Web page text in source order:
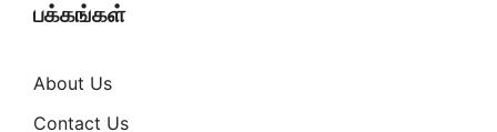
பக்கங்கள்
About Us
Contact Us